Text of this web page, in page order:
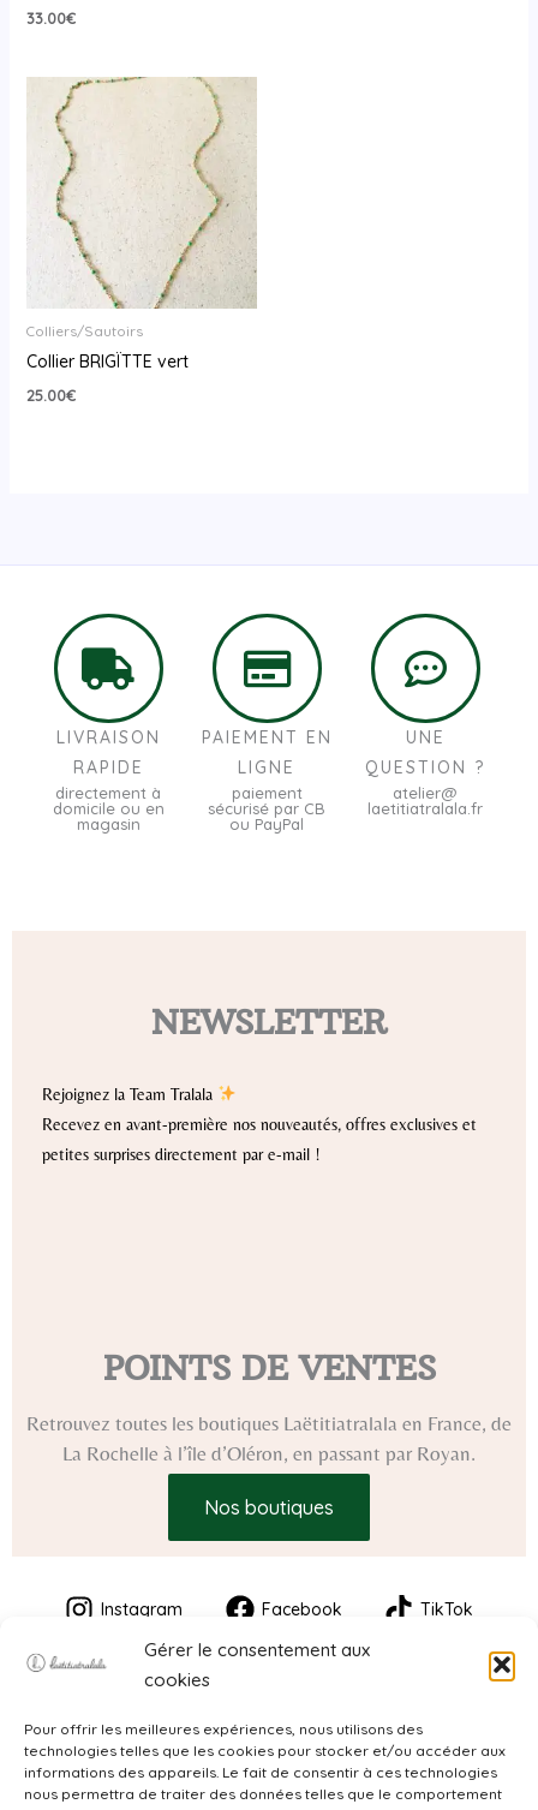
Gérer le consentement aux
cookies
Pour offrir les meilleures expériences, nous utilisons des
technologies telles que les cookies pour stocker et/ou accéder aux
informations des appareils. Le fait de consentir à ces technologies
nous permettra de traiter des données telles que le comportement
33.00€
Colliers/Sautoirs
Collier BRIGÏTTE vert
25.00€
LIVRAISON
RAPIDE
directement à
domicile ou en
magasin
PAIEMENT EN
LIGNE
paiement
sécurisé par CB
ou PayPal
UNE
QUESTION ?
atelier@
laetitiatralala.fr
NEWSLETTER
Rejoignez la Team Tralala
Recevez en avant-première nos nouveautés, offres exclusives et
petites surprises directement par e-mail !
POINTS DE VENTES
Retrouvez toutes les boutiques Laëtitiatralala en France, de
La Rochelle à l’île d’Oléron, en passant par Royan.
Nos boutiques
Instagram Facebook TikTok